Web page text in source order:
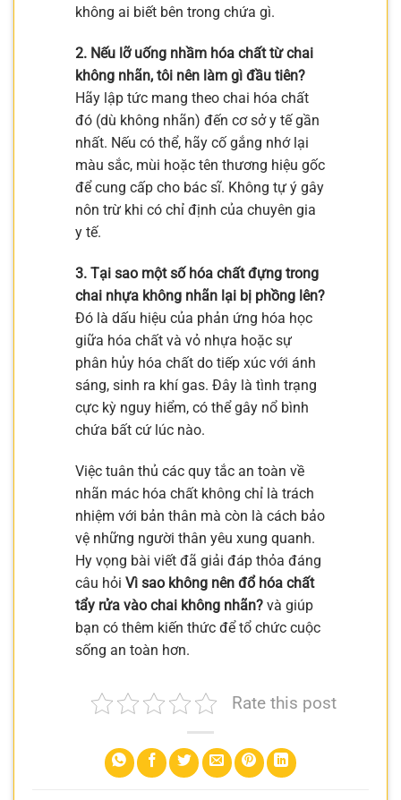
không ai biết bên trong chứa gì.
2. Nếu lỡ uống nhầm hóa chất từ chai
không nhãn, tôi nên làm gì đầu tiên?
Hãy lập tức mang theo chai hóa chất
đó (dù không nhãn) đến cơ sở y tế gần
nhất. Nếu có thể, hãy cố gắng nhớ lại
màu sắc, mùi hoặc tên thương hiệu gốc
để cung cấp cho bác sĩ. Không tự ý gây
nôn trừ khi có chỉ định của chuyên gia
y tế.
3. Tại sao một số hóa chất đựng trong
chai nhựa không nhãn lại bị phồng lên?
Đó là dấu hiệu của phản ứng hóa học
giữa hóa chất và vỏ nhựa hoặc sự
phân hủy hóa chất do tiếp xúc với ánh
sáng, sinh ra khí gas. Đây là tình trạng
cực kỳ nguy hiểm, có thể gây nổ bình
chứa bất cứ lúc nào.
Việc tuân thủ các quy tắc an toàn về
nhãn mác hóa chất không chỉ là trách
nhiệm với bản thân mà còn là cách bảo
vệ những người thân yêu xung quanh.
Hy vọng bài viết đã giải đáp thỏa đáng
câu hỏi Vì sao không nên đổ hóa chất
tẩy rửa vào chai không nhãn? và giúp
bạn có thêm kiến thức để tổ chức cuộc
sống an toàn hơn.
Rate this post